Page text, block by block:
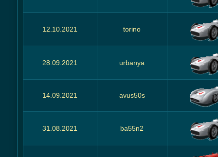
12.10.2021 torino
28.09.2021 urbanya
14.09.2021 avus50s
31.08.2021 ba55n2